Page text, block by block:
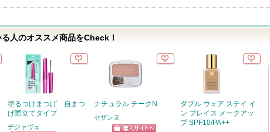
人のオススメ商品をCheck！
塗るつけまつげ 自まつ
げ際立てタイプ
デジャヴュ
ナチュラル チークN
セザンヌ
ダブル ウェア ステイ イ
ン プレイス メークアッ
プ SPF10/PA++